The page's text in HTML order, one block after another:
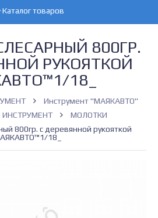
Каталог товаров
800ГР.
РУКОЯТКОЙ
18_
Инструмент "МАЯКАВТО"
МОЛОТКИ
800гр. с деревянной рукояткой
18_